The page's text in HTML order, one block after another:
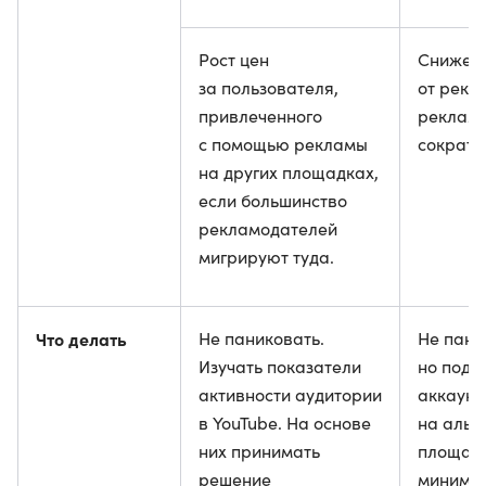
Рост цен
за пользователя,
привлеченного
с помощью рекламы
на других площадках,
если большинство
рекламодателей
мигрируют туда.
от
Что делать
Не паниковать.
Изучать показатели
активности аудитории
в YouTube. На основе
них принимать
решение
Не
но
на